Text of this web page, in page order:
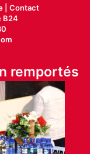
| Contact
B24
remportés